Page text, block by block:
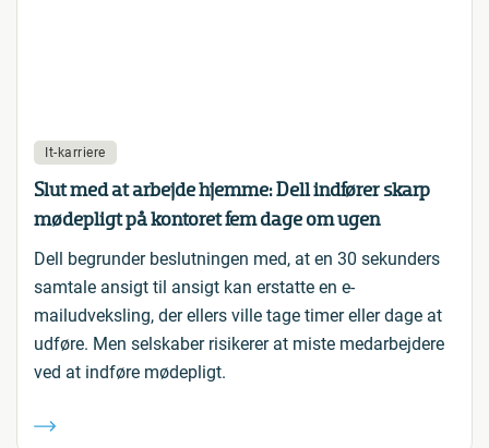
It-karriere
Slut med at arbejde hjemme: Dell indfører skarp
mødepligt på kontoret fem dage om ugen
Dell begrunder beslutningen med, at en 30 sekunders
samtale ansigt til ansigt kan erstatte en e-
mailudveksling, der ellers ville tage timer eller dage at
udføre. Men selskaber risikerer at miste medarbejdere
ved at indføre mødepligt.